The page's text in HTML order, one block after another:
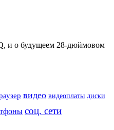
и о будущеем 28-дюймовом
видео видеоплаты диски
соц. сети